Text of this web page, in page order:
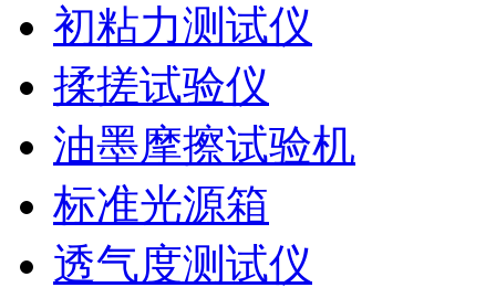
初粘力测试仪
揉搓试验仪
油墨摩擦试验机
标准光源箱
透气度测试仪